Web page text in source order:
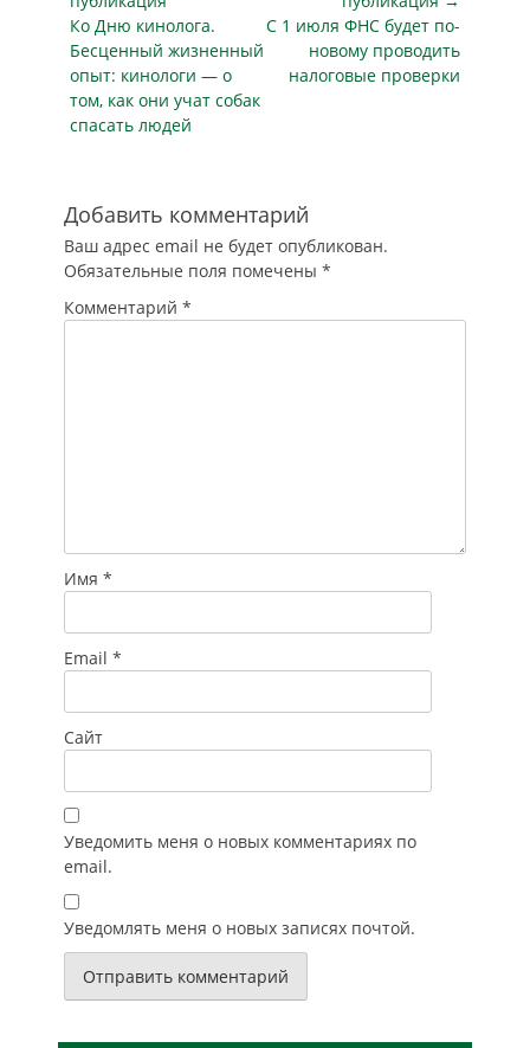
двух охранников
неверно учтены
отработанные
сверхурочные часы
и работа в
праздничные дни,
оказалась…
записям
Предыдущая
публикация
Ко Дню кинолога.
Бесценный жизненный
опыт: кинологи — о
том, как они учат собак
спасать людей
Следующая
публикация
С 1 июля ФНС будет по-
новому проводить
налоговые проверки
Добавить комментарий
Ваш адрес email не будет опубликован.
Обязательные поля помечены *
Комментарий *
Имя *
Email *
Сайт
Уведомить меня о новых комментариях по
email.
Уведомлять меня о новых записях почтой.